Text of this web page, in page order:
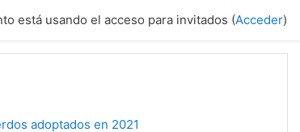
está usando el acceso para invitados (Acceder)
adoptados en 2021